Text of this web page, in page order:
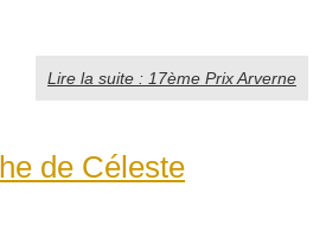
Lire la suite : 17ème Prix Arverne
de Céleste